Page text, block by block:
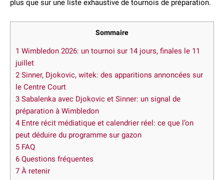
plus que sur une liste exhaustive de tournois de préparation.
Sommaire
1 Wimbledon 2026: un tournoi sur 14 jours, finales le 11
juillet
2 Sinner, Djokovic, witek: des apparitions annoncées sur
le Centre Court
3 Sabalenka avec Djokovic et Sinner: un signal de
préparation à Wimbledon
4 Entre récit médiatique et calendrier réel: ce que l’on
peut déduire du programme sur gazon
5 FAQ
6 Questions fréquentes
7 À retenir